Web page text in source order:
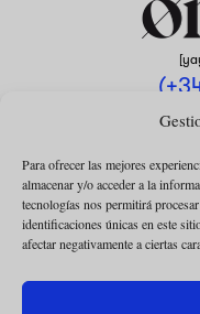
Para ofrecer las mejores
almacenar y/o acceder a la
tecnologías nos permitirá
identificaciones únicas en este
afectar negativamente a ciertas